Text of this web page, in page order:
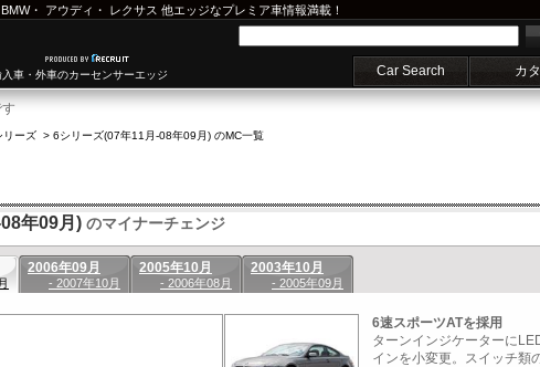
BMW・ アウディ ・ レクサス 他エッジなプレミア車情報満載！
車・外車のカーセンサーエッジ Car Search カ
リーズ > 6シリーズ(07年11月-08年09月) のMC一覧
年09月) のマイナーチェンジ
2006年09月
- 2007年10月
2005年10月
- 2006年08月
2003年10月
- 2005年09月
6速スポーツATを採用
ターンインジケーターに
インを小変更。スイッチ類